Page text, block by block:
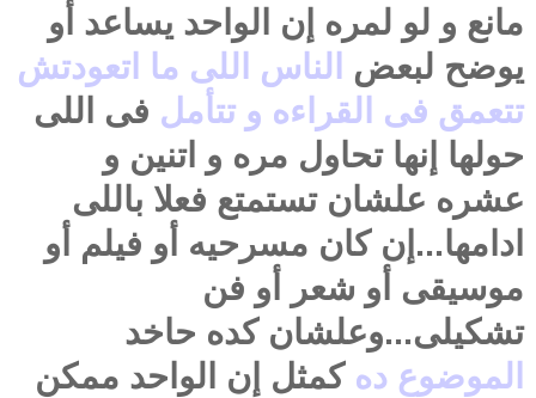
مانع و لو لمره إن الواحد يساعد أو
يوضح لبعض
الناس اللى ما اتعودتش
تتعمق فى القراءه و تتأمل فى اللى
حولها إنها تحاول مره و اتنين و
عشره علشان تستمتع فعلا باللى
ادامها...إن كان مسرحيه أو فيلم أو
موسيقى أو شعر أو فن
تشكيلى...وعلشان كده حاخد
الموضوع ده كمثل إن الواحد ممكن